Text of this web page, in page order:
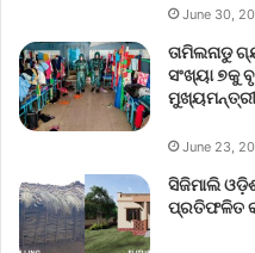
June 30,
ତାମିଲନାଡୁ
ସଂଖ୍ୟା ୭କୁ
ମୁଖ୍ୟମନ୍ତ୍ରୀ
June 23,
ସିଜିମାଲି
ପ୍ରତିଫଳିତ